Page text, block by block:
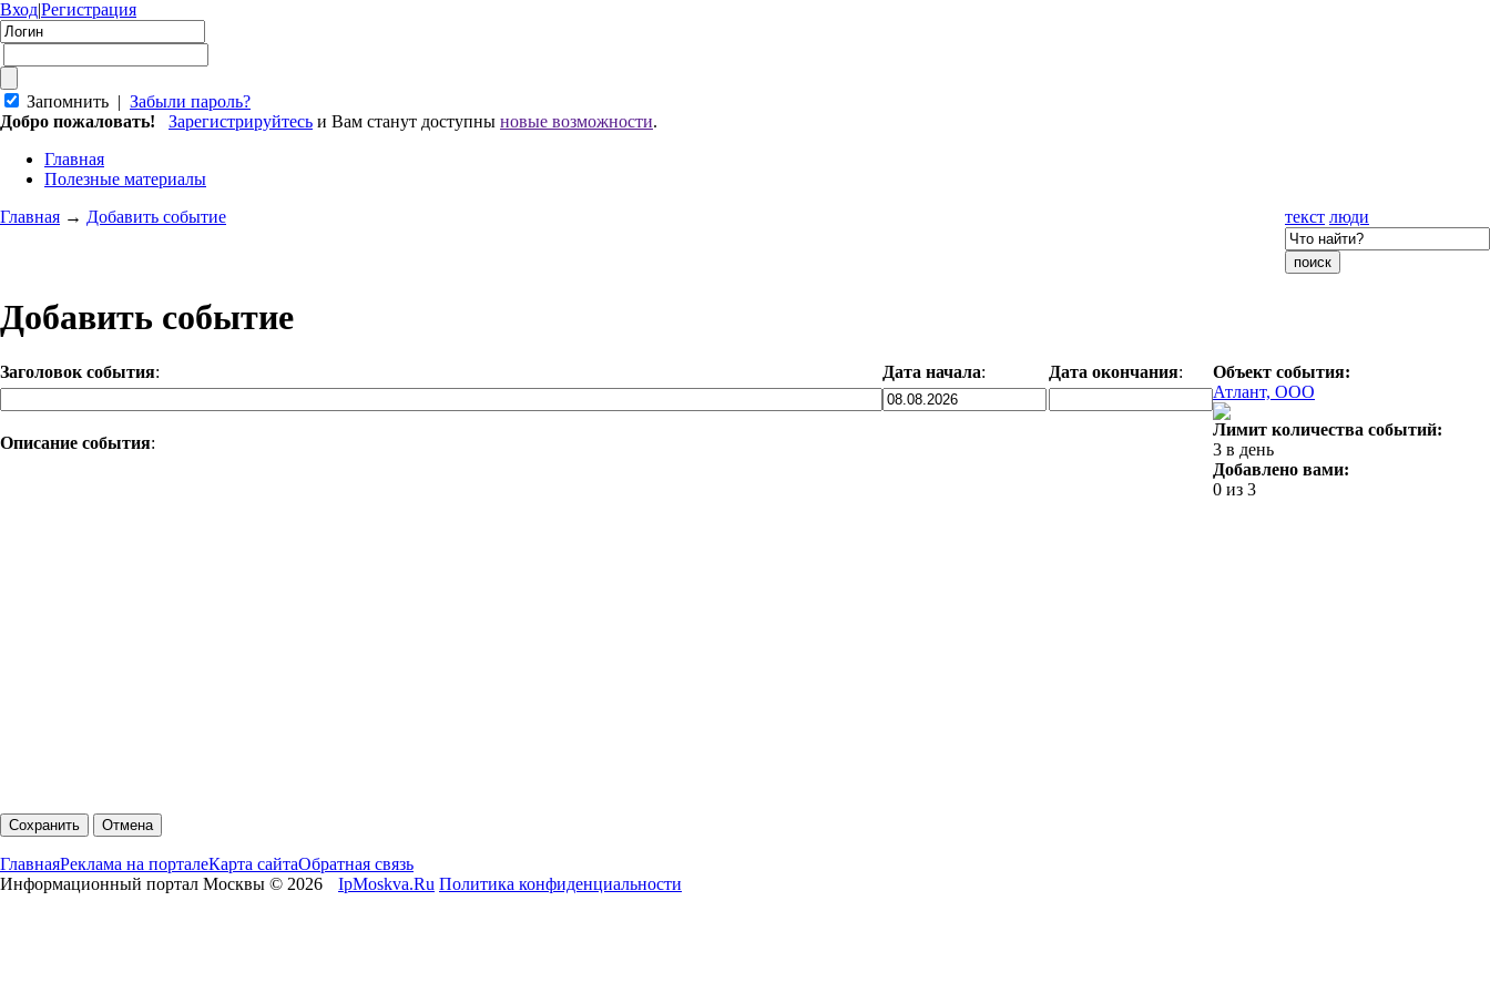
Вход|Регистрация
Запомнить | Забыли пароль?
Добро пожаловать!
Зарегистрируйтесь и Вам станут доступны новые возможности.
Главная
Полезные материалы
текст люди
Главная → Добавить событие
Добавить событие
Заголовок события: Дата начала: Дата окончания:
Описание события:
Объект события:
Атлант, ООО
Лимит количества событий:
3 в день
Добавлено вами:
0 из 3
ГлавнаяРеклама на порталеКарта сайтаОбратная связь
Информационный портал Москвы © 2026
IpMoskva.Ru Политика конфиденциальности